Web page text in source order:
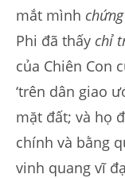
mắt mình
Phi đã thấy chỉ
của Chiên Con
‘trên dân giao
mặt đất; và họ
chính và bằng
vinh quang vĩ